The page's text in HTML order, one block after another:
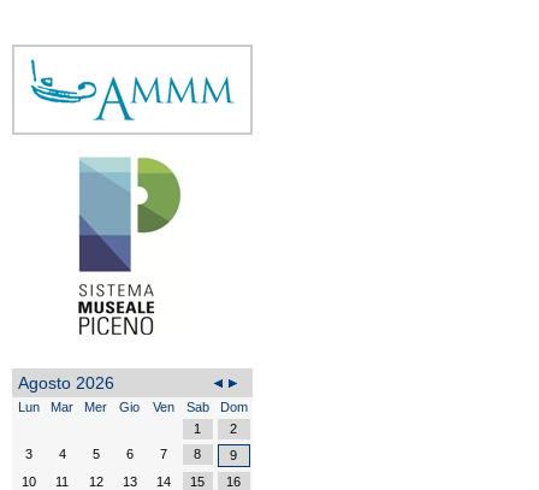
Agosto 2026
Lun Mar Mer Gio Ven Sab
Dom
1
2
3
4 5 6 7 8
9
10
11 12 13 14 15
16